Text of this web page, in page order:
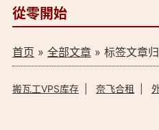
從零開始
首页 » 全部文章» 标签文章归
搬瓦工VPS库存| 奈飞合租